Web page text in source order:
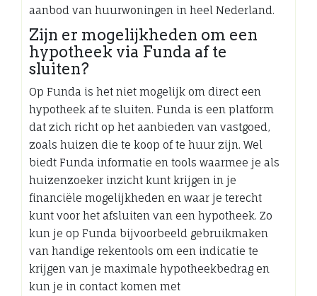
aanbod van huurwoningen in heel Nederland.
Zijn er mogelijkheden om een
hypotheek via Funda af te
sluiten?
Op Funda is het niet mogelijk om direct een
hypotheek af te sluiten. Funda is een platform
dat zich richt op het aanbieden van vastgoed,
zoals huizen die te koop of te huur zijn. Wel
biedt Funda informatie en tools waarmee je als
huizenzoeker inzicht kunt krijgen in je
financiële mogelijkheden en waar je terecht
kunt voor het afsluiten van een hypotheek. Zo
kun je op Funda bijvoorbeeld gebruikmaken
van handige rekentools om een indicatie te
krijgen van je maximale hypotheekbedrag en
kun je in contact komen met